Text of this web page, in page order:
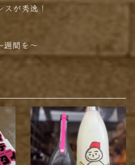
が秀逸！
週間を〜